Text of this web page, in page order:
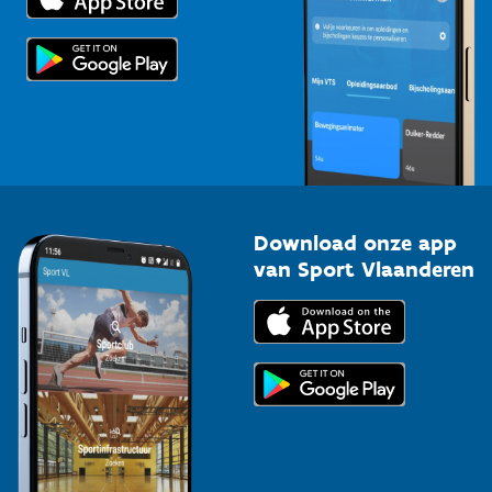
Topsporters
Download onze app
van Sport Vlaanderen